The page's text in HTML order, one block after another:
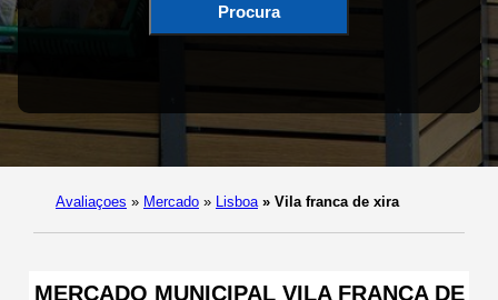
Procura
Avaliaçoes » Mercado » Lisboa » Vila franca de xira
MERCADO MUNICIPAL VILA FRANCA DE